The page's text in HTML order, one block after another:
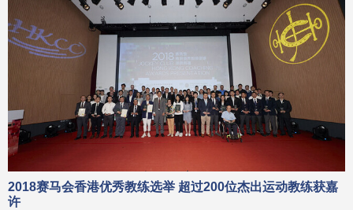
2018赛马会香港优秀教练选举 超过200位杰出运动教练获嘉
许